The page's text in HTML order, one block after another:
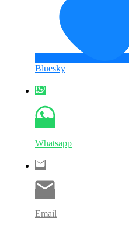
Bluesky
Whatsapp
Email